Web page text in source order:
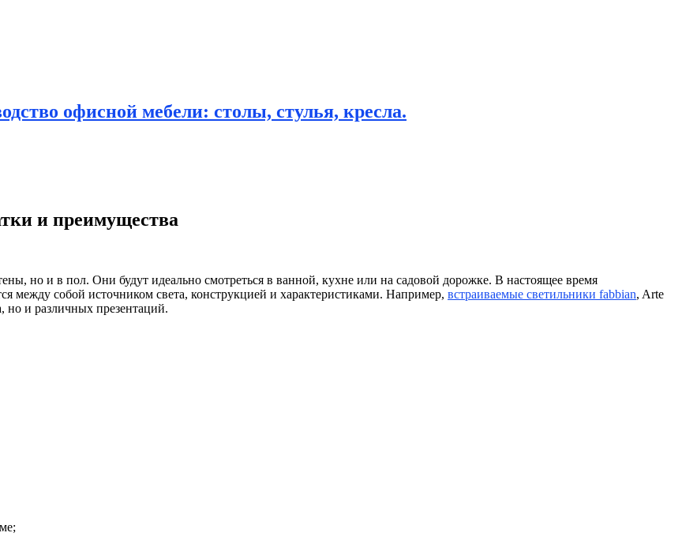
офисной мебели: столы, стулья, кресла.
и преимущества
но и в пол. Они будут идеально смотреться в ванной, кухне или на садовой дорожке. В настоящее время
между собой источником света, конструкцией и характеристиками. Например, встраиваемые светильники fabbian, Arte
но и различных презентаций.